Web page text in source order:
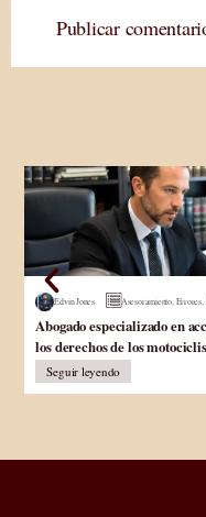
Publicar
Edvin Jones Asesoramiento Errores
Abogado especializado en
los derechos de los
Seguir leyendo